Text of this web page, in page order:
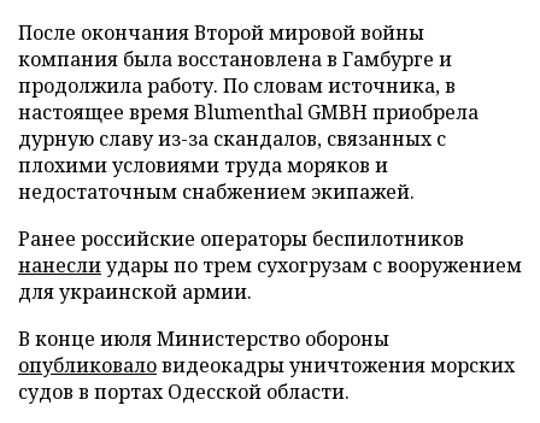
После окончания Второй мировой войны
компания была восстановлена в Гамбурге и
продолжила работу. По словам источника, в
настоящее время Blumenthal GMBH приобрела
дурную славу из-за скандалов, связанных с
плохими условиями труда моряков и
недостаточным снабжением экипажей.
Ранее российские операторы беспилотников
нанеслиудары по трем сухогрузам с вооружением
для украинской армии.
В конце июля Министерство обороны
опубликоваловидеокадры уничтожения морских
судов в портах Одесской области.